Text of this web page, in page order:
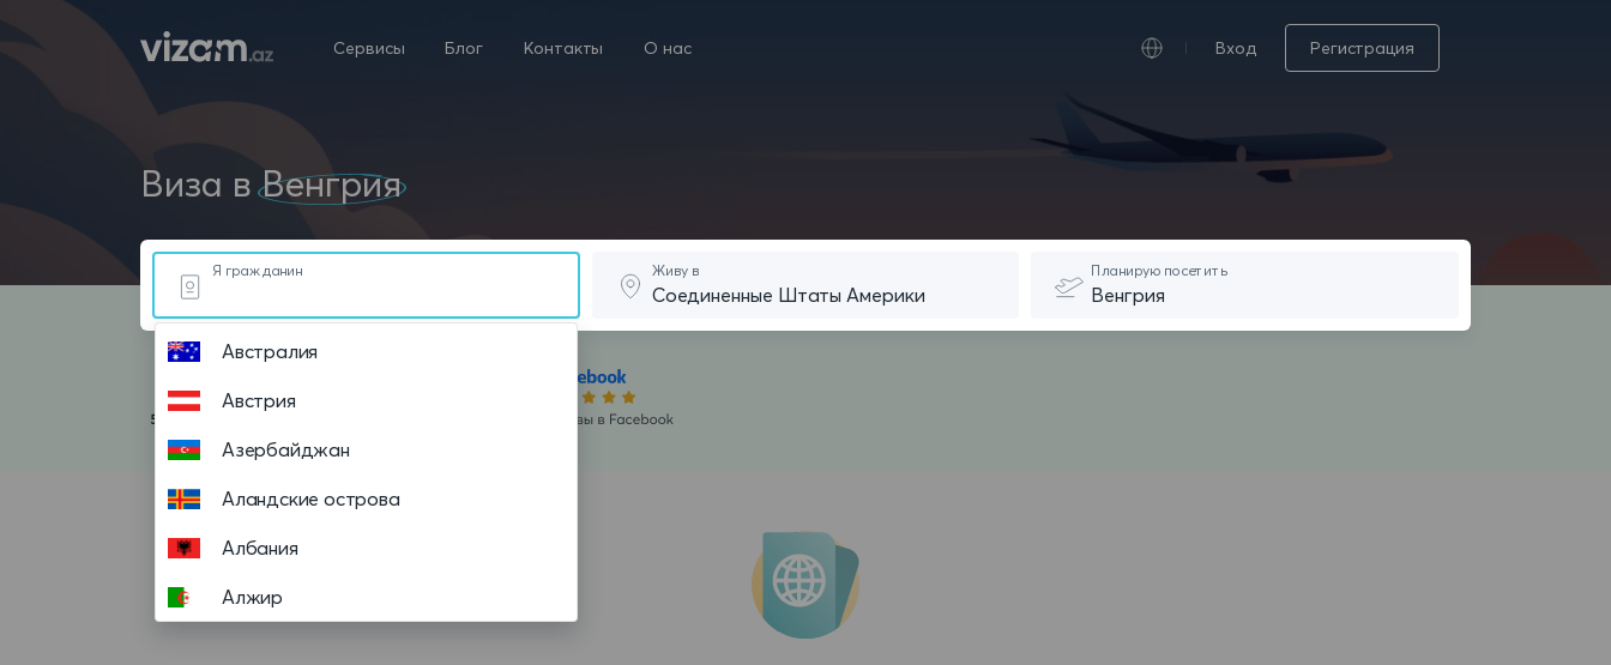
Сервисы Блог Контакты О нас Вход Регистрация
Виза вВенгрия
Австралия
Австрия
Азербайджан
Аландские острова
Албания
Алжир
Я гражданин Живу в Планирую посетить